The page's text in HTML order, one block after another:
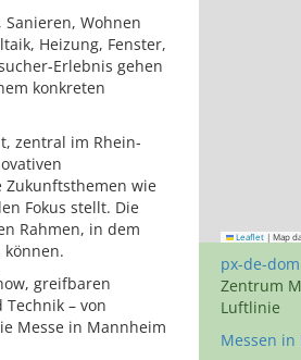
Wohnen
Heizung, Fenster,
Erlebnis gehen
konkreten
zentral im Rhein-
Zukunftsthemen wie
Fokus stellt. Die
Rahmen, in dem
können.
greifbaren
– von
Messe in Mannheim
Leaflet | Map
px-de-dom
Zentrum
Luftlinie
Messen